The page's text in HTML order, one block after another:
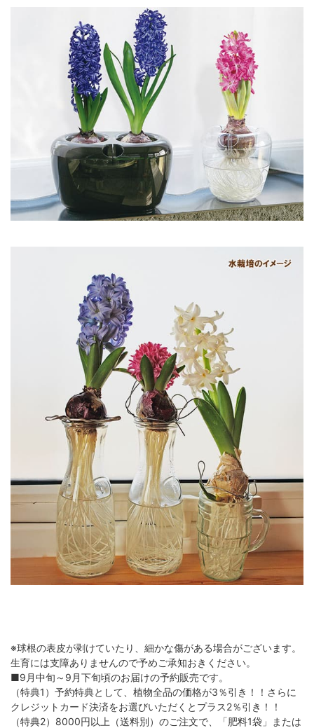
※球根の表皮が剥けていたり、細かな傷がある場合がございます。
生育には支障ありませんので予めご承知おきください。
■9月中旬～9月下旬頃のお届けの予約販売です。
（特典1）予約特典として、植物全品の価格が3％引き！！さらに
クレジットカード決済をお選びいただくとプラス2％引き！！
（特典2）8000円以上（送料別）のご注文で、「肥料1袋」または